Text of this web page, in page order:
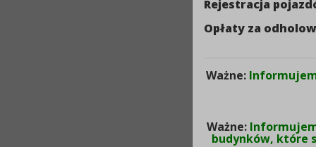
Rejestracja
Opłaty za
Ważne:
Ważne:
budynków, które